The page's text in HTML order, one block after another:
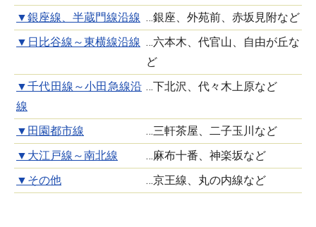
▼銀座線、半蔵門線沿線 …銀座、外苑前、赤坂見附など
▼日比谷線～東横線沿線 …六本木、代官山、自由が丘な
ど
▼千代田線～小田急線沿
線
…下北沢、代々木上原など
▼田園都市線
…三軒茶屋、二子玉川など
▼大江戸線～南北線
…麻布十番、神楽坂など
▼その他
…京王線、丸の内線など